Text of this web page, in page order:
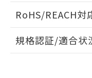
ドすることができ
RoHS/REACH対
EU RoHS 注意事
規格認証/適合状
物質の対応で
荷製品に未対
欄に対応日を
既に当社に